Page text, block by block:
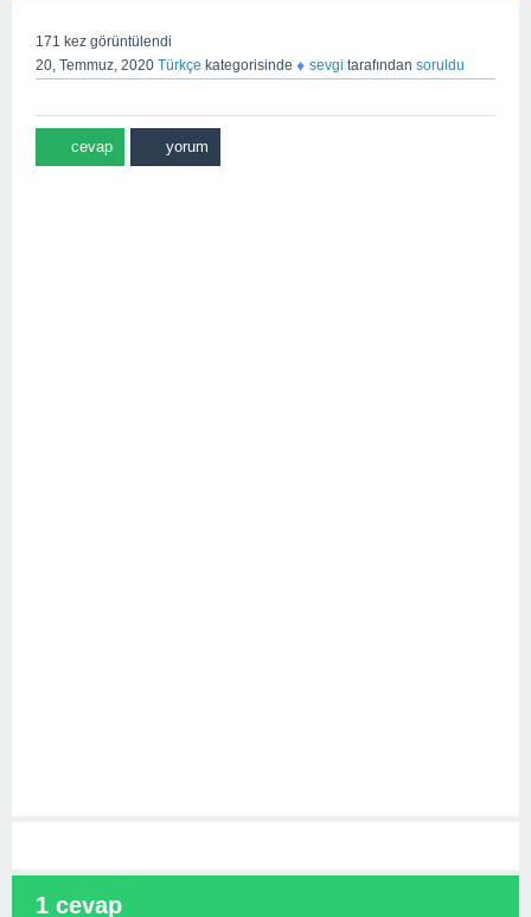
171 kez görüntülendi
20, Temmuz, 2020 Türkçe kategorisinde ♦ sevgi tarafından soruldu
1 cevap